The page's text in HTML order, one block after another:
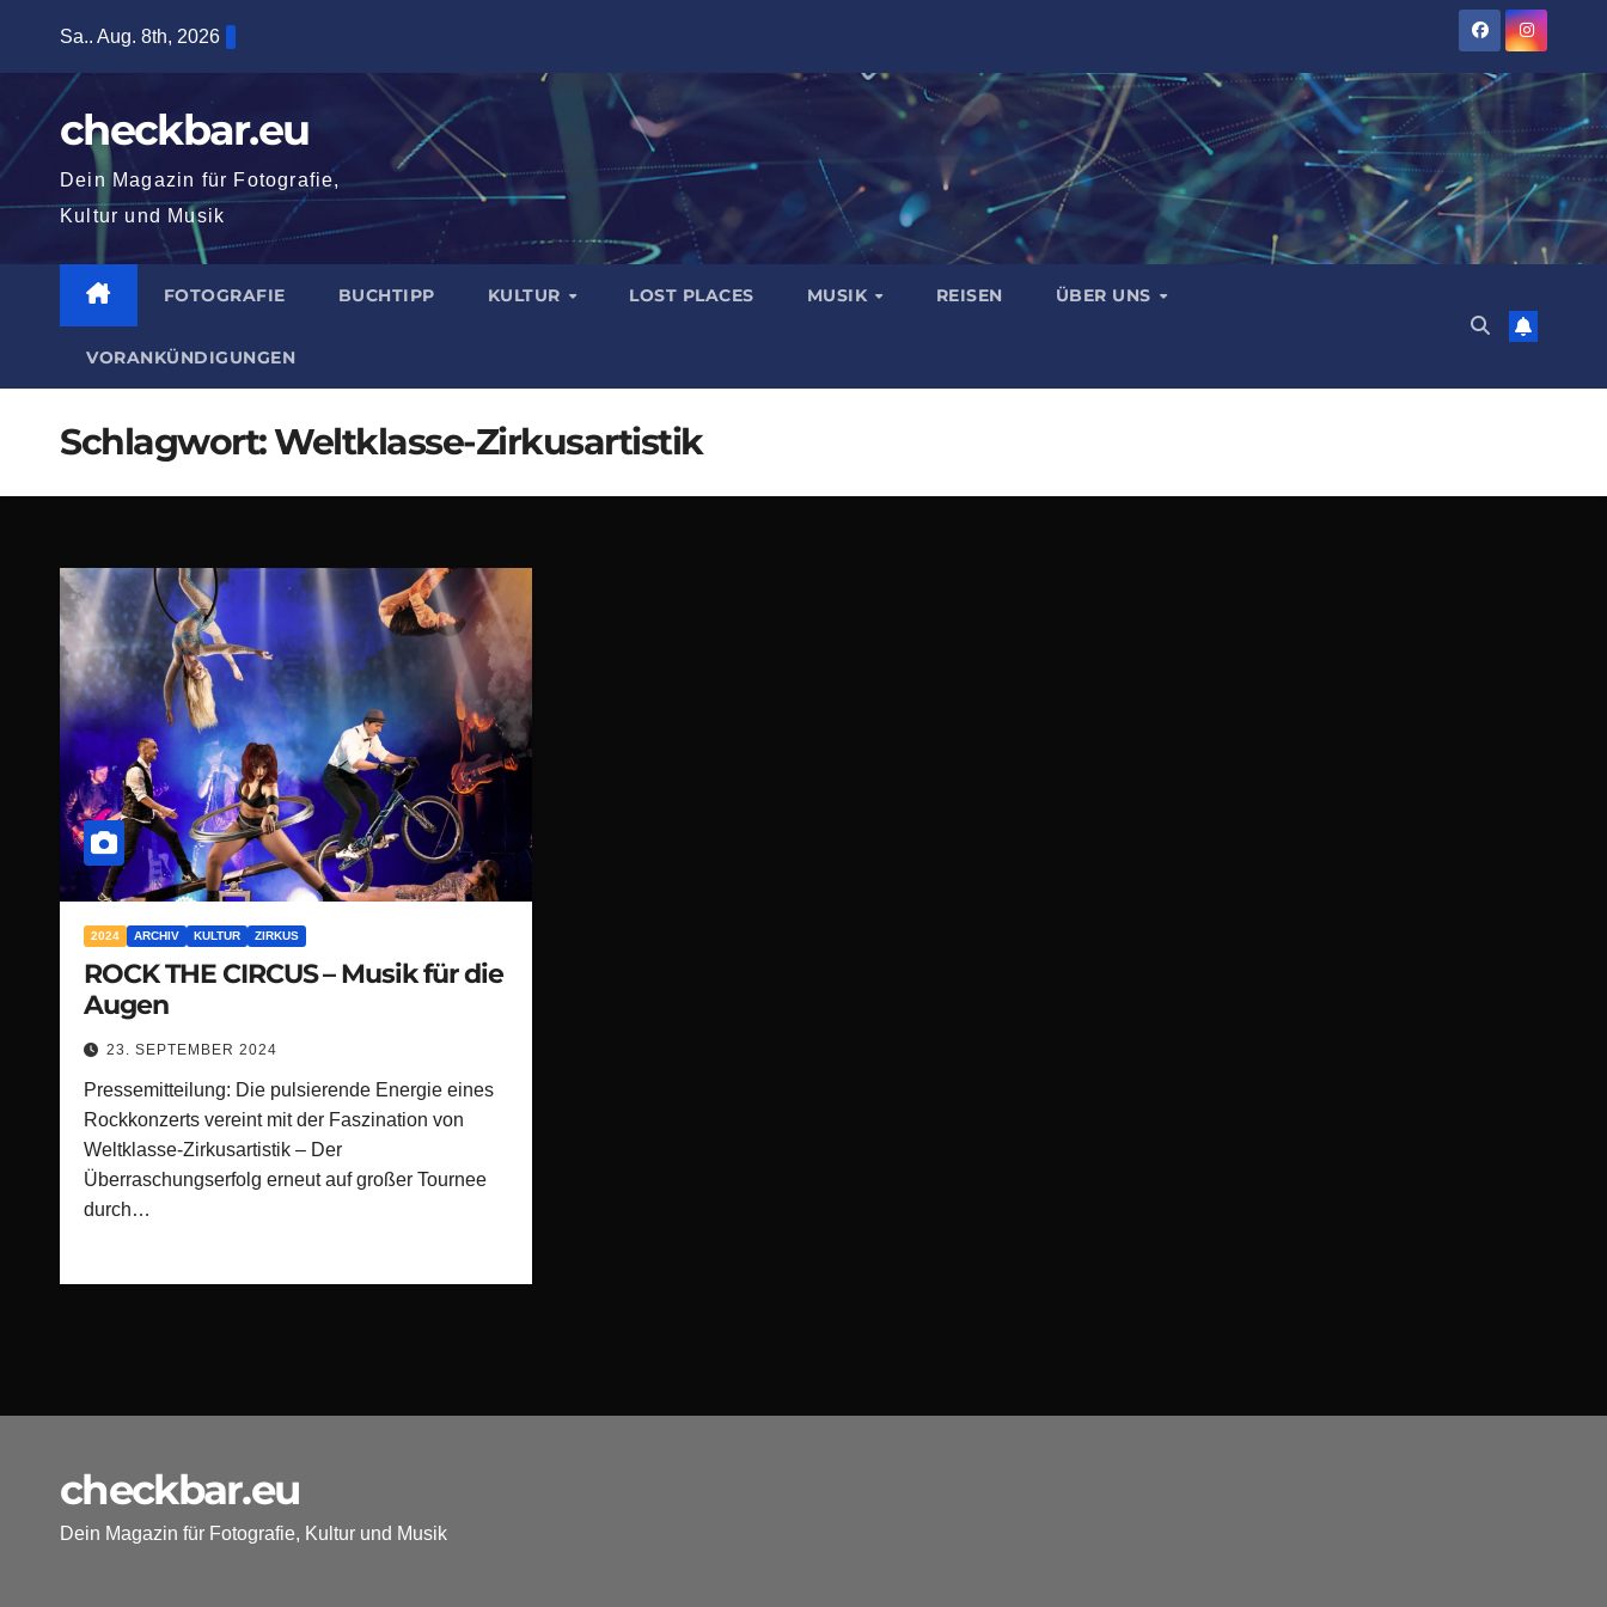
springen
Sa.. Aug. 8th, 2026
checkbar.eu
Dein Magazin für Fotografie,
Kultur und Musik
FOTOGRAFIE BUCHTIPP KULTUR LOST PLACES MUSIK REISEN ÜBER UNS
VORANKÜNDIGUNGEN
Schlagwort:Weltklasse-Zirkusartistik
2024 ARCHIV KULTUR ZIRKUS
ROCK THE CIRCUS – Musik für die
Augen
23. SEPTEMBER 2024
Pressemitteilung: Die pulsierende Energie eines
Rockkonzerts vereint mit der Faszination von
Weltklasse-Zirkusartistik – Der
Überraschungserfolg erneut auf großer Tournee
durch…
checkbar.eu
Dein Magazin für Fotografie, Kultur und Musik